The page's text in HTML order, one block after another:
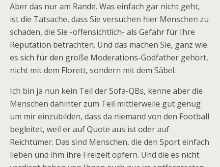
Aber das nur am Rande. Was einfach gar nicht geht,
ist die Tatsache, dass Sie versuchen hier Menschen zu
schaden, die Sie -offensichtlich- als Gefahr für Ihre
Reputation betrachten. Und das machen Sie, ganz wie
es sich für den große Moderations-Godfather gehört,
nicht mit dem Florett, sondern mit dem Säbel.
Ich bin ja nun kein Teil der Sofa-QBs, kenne aber die
Menschen dahinter zum Teil mittlerweile gut genug
um mir einzubilden, dass da niemand von den Football
begleitet, weil er auf Quote aus ist oder auf
Reichtümer. Das sind Menschen, die den Sport einfach
lieben und ihm ihre Freizeit opfern. Und die es nicht